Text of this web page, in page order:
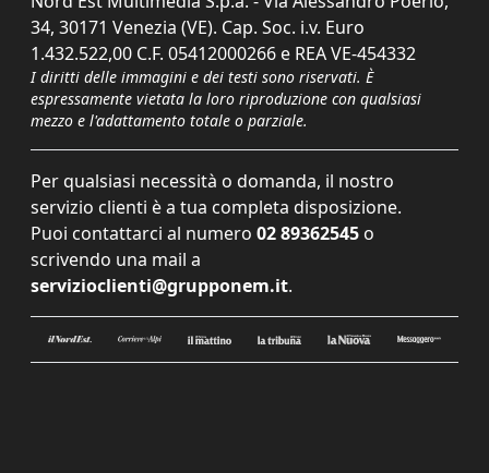
34, 30171 Venezia (VE). Cap. Soc. i.v. Euro
1.432.522,00 C.F. 05412000266 e REA VE-454332
I diritti delle immagini e dei testi sono riservati. È
espressamente vietata la loro riproduzione con qualsiasi
mezzo e l'adattamento totale o parziale.
Per qualsiasi necessità o domanda, il nostro
servizio clienti è a tua completa disposizione.
Puoi contattarci al numero 02 89362545 o
scrivendo una mail a
servizioclienti@grupponem.it.